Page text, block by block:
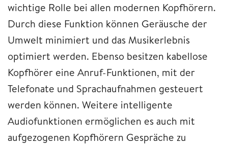
wichtige Rolle bei allen modernen Kopfhörern.
Durch diese Funktion können Geräusche der
Umwelt minimiert und das Musikerlebnis
optimiert werden. Ebenso besitzen kabellose
Kopfhörer eine Anruf-Funktionen, mit der
Telefonate und Sprachaufnahmen gesteuert
werden können. Weitere intelligente
Audiofunktionen ermöglichen es auch mit
aufgezogenen Kopfhörern Gespräche zu